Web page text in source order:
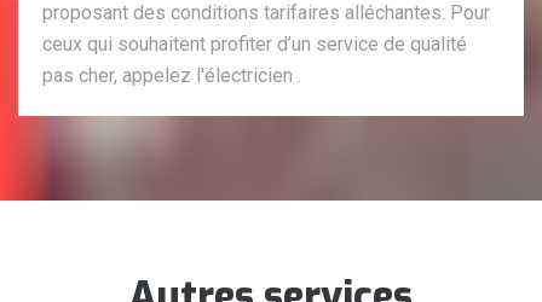
proposant des conditions tarifaires alléchantes. Pour
ceux qui souhaitent profiter d’un service de qualité
pas cher, appelez l'électricien .